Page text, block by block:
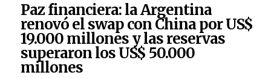
Paz financiera: la Argentina
renovó el swap con China por US$
19.000 millones y las reservas
superaron los US$ 50.000
millones